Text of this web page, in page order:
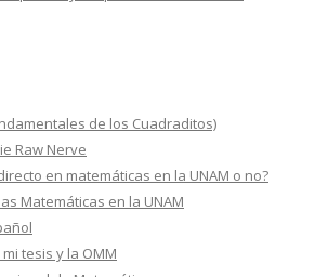
de los Cuadraditos)
Raw Nerve
en matemáticas en la UNAM o no?
Matemáticas en la UNAM
tesis y la OMM